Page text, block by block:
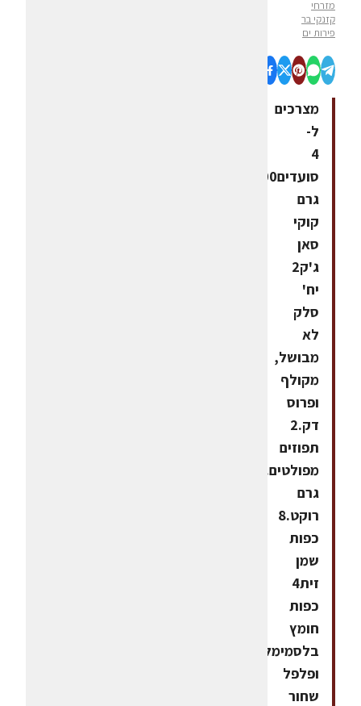
מזרחי
קזנקי בר
פירות ים
מצרכים
ל-
4
סועדים200
גרם
קוקי
סאן
ג'ק2
יח'
סלק
לא
מבושל,
מקולף
ופרוס
דק.2
תפוזים
גרם
רוקט.8
כפות
שמן
זית4
כפות
חומץ
בלסמימלח
ופלפל
שחור